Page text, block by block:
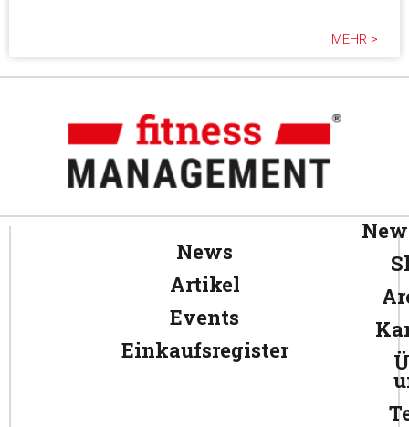
MEHR >
News
Artikel
Events
Einkaufsregister